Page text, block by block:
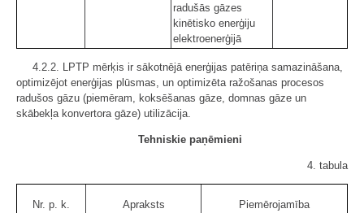
radušās gāzes
kinētisko enerģiju
elektroenerģijā
4.2.2. LPTP mērķis ir sākotnējā enerģijas patēriņa samazināšana,
optimizējot enerģijas plūsmas, un optimizēta ražošanas procesos
radušos gāzu (piemēram, koksēšanas gāze, domnas gāze un
skābekļa konvertora gāze) utilizācija.
Tehniskie paņēmieni
4. tabula
Nr. p. k. Apraksts Piemērojamība